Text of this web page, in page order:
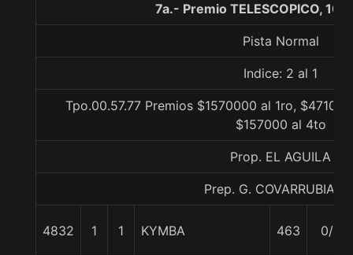
7a.- Premio TELESCOPICO,
Pista Normal
Indice: 2 al 1
Tpo.00.57.77 Premios $1570000 al 1ro,
$157000 al 4to
Prop. EL AGUILA
Prep. G. COVARRUBIAS
4832 1 1 KYMBA 463 0/0